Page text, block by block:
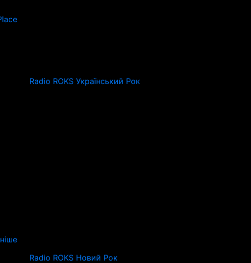
Radio ROKS Український Рок
Radio ROKS Новий Рок